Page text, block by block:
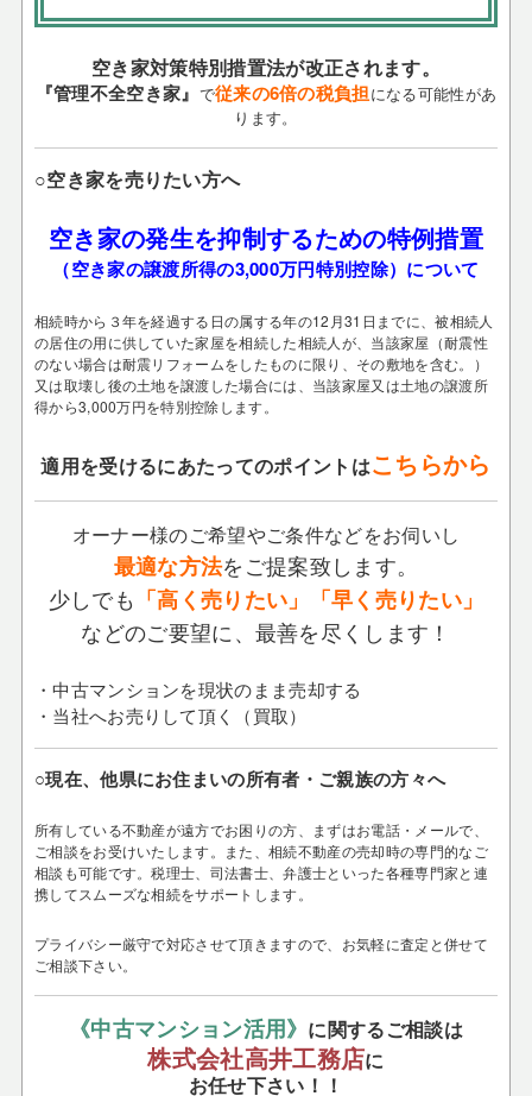
空き家対策特別措置法が改正されます。
『管理不全空き家』 で従来の6倍の税負担になる可能性があ
ります。
○空き家を売りたい方へ
空き家の発生を抑制するための特例措置
（空き家の譲渡所得の3,000万円特別控除）について
相続時から３年を経過する日の属する年の12月31日までに、被相続人
の居住の用に供していた家屋を相続した相続人が、当該家屋（耐震性
のない場合は耐震リフォームをしたものに限り、その敷地を含む。）
又は取壊し後の土地を譲渡した場合には、当該家屋又は土地の譲渡所
得から3,000万円を特別控除します。
適用を受けるにあたってのポイントはこちらから
オーナー様のご希望やご条件などをお伺いし
最適な方法をご提案致します。
少しでも 「高く売りたい」「早く売りたい」
などのご要望に、最善を尽くします！
・中古マンションを現状のまま売却する
・当社へお売りして頂く（買取）
○現在、他県にお住まいの所有者・ご親族の方々へ
所有している不動産が遠方でお困りの方、まずはお電話・メールで、
ご相談をお受けいたします。
また、相続不動産の売却時の専門的なご
相談も可能です。税理士、司法書士、弁護士といった各種専門家と連
携してスムーズな相続をサポートします。
プライバシー厳守で対応させて頂きますので、お気軽に査定と併せて
ご相談下さい。
《中古マンション活用》 に関するご相談は
株式会社高井工務店に
お任せ下さい！！